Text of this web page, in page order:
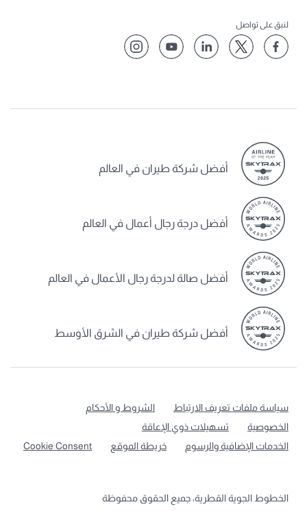
لنبق على تواصل
أفضل شركة طيران في العالم
أفضل درجة رجال أعمال في العالم
أفضل صالة لدرجة رجال الأعمال في العالم
أفضل شركة طيران في الشرق الأوسط
سياسة ملفات تعريف الارتباط
الشروط و الأحكام
الخصوصية
تسهيلات ذوي الإعاقة
الخدمات الإضافية والرسوم
خريطة الموقع Cookie Consent
الخطوط الجوية القطرية، جميع الحقوق محفوظة